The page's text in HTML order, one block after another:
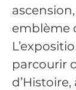
emblème
parcourir